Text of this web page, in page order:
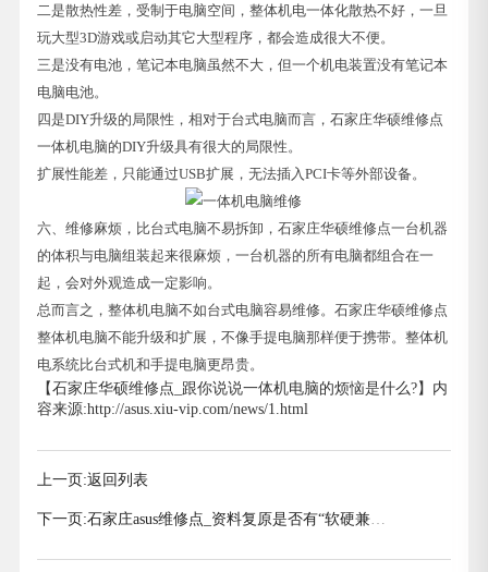
二是散热性差，受制于电脑空间，整体机电一体化散热不好，一旦
玩大型3D游戏或启动其它大型程序，都会造成很大不便。
三是没有电池，笔记本电脑虽然不大，但一个机电装置没有笔记本
电脑电池。
四是DIY升级的局限性，相对于台式电脑而言，石家庄华硕维修点
一体机电脑的DIY升级具有很大的局限性。
扩展性能差，只能通过USB扩展，无法插入PCI卡等外部设备。
六、维修麻烦，比台式电脑不易拆卸，石家庄华硕维修点一台机器
的体积与电脑组装起来很麻烦，一台机器的所有电脑都组合在一
起，会对外观造成一定影响。
总而言之，整体机电脑不如台式电脑容易维修。石家庄华硕维修点
整体机电脑不能升级和扩展，不像手提电脑那样便于携带。整体机
电系统比台式机和手提电脑更昂贵。
【石家庄华硕维修点_跟你说说一体机电脑的烦恼是什么?】内
容来源:http://asus.xiu-vip.com/news/1.html
上一页:返回列表
下一页:石家庄asus维修点_资料复原是否有“软硬兼